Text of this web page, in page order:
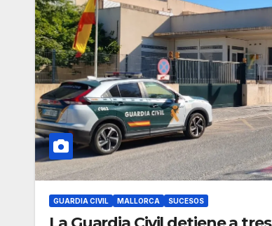
GUARDIA CIVIL MALLORCA SUCESOS